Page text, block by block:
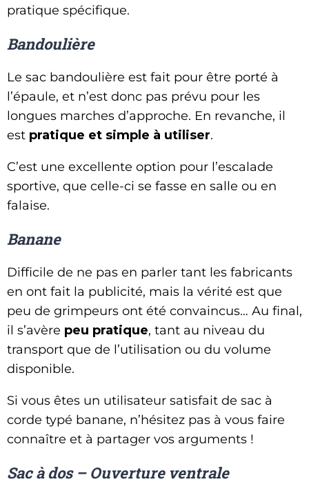
pratique spécifique.
Bandoulière
Le sac bandoulière est fait pour être porté à
l’épaule, et n’est donc pas prévu pour les
longues marches d’approche. En revanche, il
est pratique et simple à utiliser.
C’est une excellente option pour l’escalade
sportive, que celle-ci se fasse en salle ou en
falaise.
Banane
Difficile de ne pas en parler tant les fabricants
en ont fait la publicité, mais la vérité est que
peu de grimpeurs ont été convaincus… Au final,
il s’avère peu pratique, tant au niveau du
transport que de l’utilisation ou du volume
disponible.
Si vous êtes un utilisateur satisfait de sac à
corde typé banane, n’hésitez pas à vous faire
connaître et à partager vos arguments !
Sac à dos – Ouverture ventrale